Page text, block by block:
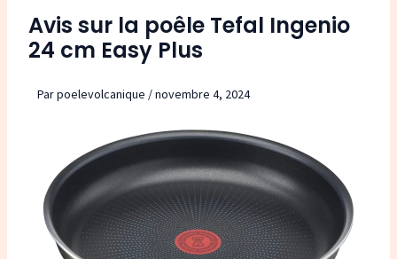
Avis sur la poêle Tefal Ingenio
24 cm Easy Plus
Parpoelevolcanique /novembre 4, 2024